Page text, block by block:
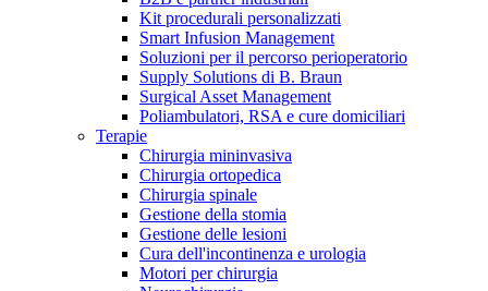
Kit procedurali personalizzati
Smart Infusion Management
Soluzioni per il percorso perioperatorio
Supply Solutions di B. Braun
Surgical Asset Management
Poliambulatori, RSA e cure domiciliari
Terapie
Chirurgia mininvasiva
Chirurgia ortopedica
Chirurgia spinale
Gestione della stomia
Gestione delle lesioni
Cura dell'incontinenza e urologia
Motori per chirurgia